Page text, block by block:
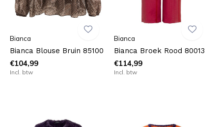
Bianca
Bianca Blouse Bruin 85100
€104,99
Incl. btw
Bianca
Bianca Broek Rood 80013
€114,99
Incl. btw